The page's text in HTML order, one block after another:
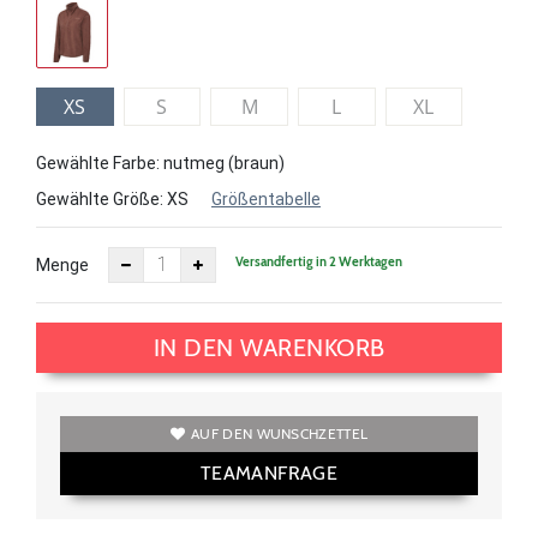
XS S M L XL
Gewählte Farbe: nutmeg (braun)
Gewählte Größe: XS Größentabelle
Menge Versandfertig in 2 Werktagen
IN DEN WARENKORB
AUF DEN WUNSCHZETTEL
TEAMANFRAGE